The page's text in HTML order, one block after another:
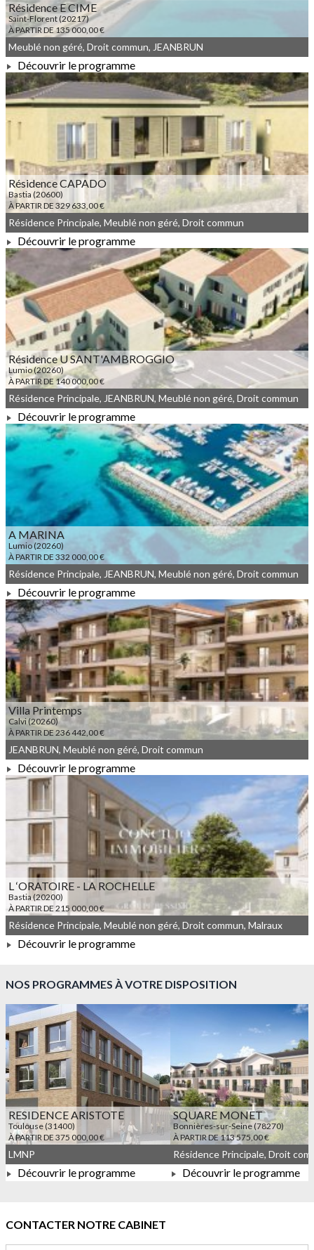
Résidence E CIME
Saint-Florent (20217)
À PARTIR DE 135 000,00 €
À PARTIR DE 135 000,00 €
Meublé non géré, Droit commun, JEANBRUN
Découvrir le programme
Résidence CAPADO
Bastia (20600)
À PARTIR DE 329 633,00 €
À PARTIR DE 329 633,00 €
Résidence Principale, Meublé non géré, Droit commun
Découvrir le programme
Résidence U SANT'AMBROGGIO
Lumio (20260)
À PARTIR DE 140 000,00 €
À PARTIR DE 140 000,00 €
Résidence Principale, JEANBRUN, Meublé non géré, Droit commun
Découvrir le programme
A MARINA
Lumio (20260)
À PARTIR DE 332 000,00 €
À PARTIR DE 332 000,00 €
Résidence Principale, JEANBRUN, Meublé non géré, Droit commun
Découvrir le programme
Villa Printemps
Calvi (20260)
À PARTIR DE 236 442,00 €
À PARTIR DE 236 442,00 €
JEANBRUN, Meublé non géré, Droit commun
Découvrir le programme
L ‘ORATOIRE - LA ROCHELLE
Bastia (20200)
À PARTIR DE 215 000,00 €
À PARTIR DE 215 000,00 €
Résidence Principale, Meublé non géré, Droit commun, Malraux
Découvrir le programme
NOS PROGRAMMES À VOTRE DISPOSITION
RESIDENCE ARISTOTE
Toulouse (31400)
À PARTIR DE 375 000,00 €
À PARTIR DE 375 000,00 €
LMNP
Découvrir le programme
SQUARE MONET
Bonnières-sur-Seine (78270)
À PARTIR DE 113 575,00 €
Découvrir le programme
CONTACTER NOTRE CABINET